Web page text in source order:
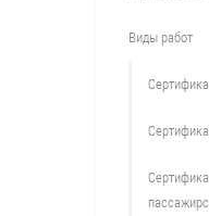
Виды работ